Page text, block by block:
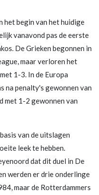
het begin van het huidige
vanavond pas de eerste
De Grieken begonnen in
maar verloren het
1-3. In de Europa
na penalty's gewonnen van
met 1-2 gewonnen van
van de uitslagen
leek te hebben.
dat dit duel in De
werden er drie onderlinge
maar de Rotterdammers